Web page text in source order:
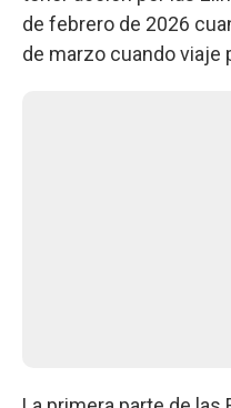
de febrero de 2026
de marzo cuando viaje